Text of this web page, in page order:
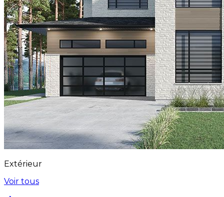
Extérieur
Voir tous